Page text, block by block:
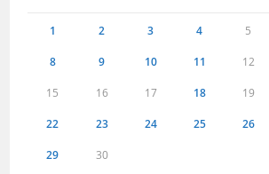
1 2 3 4 5
8 9 10 11 12
15 16 17 18 19
22 23 24 25 26
29 30